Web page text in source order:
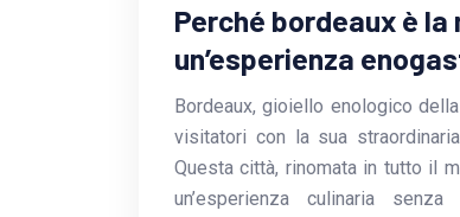
Perché bordeaux è
un’esperienza
Bordeaux, gioiello enologico
visitatori con la sua
Questa città, rinomata in tutto il
un’esperienza culinaria